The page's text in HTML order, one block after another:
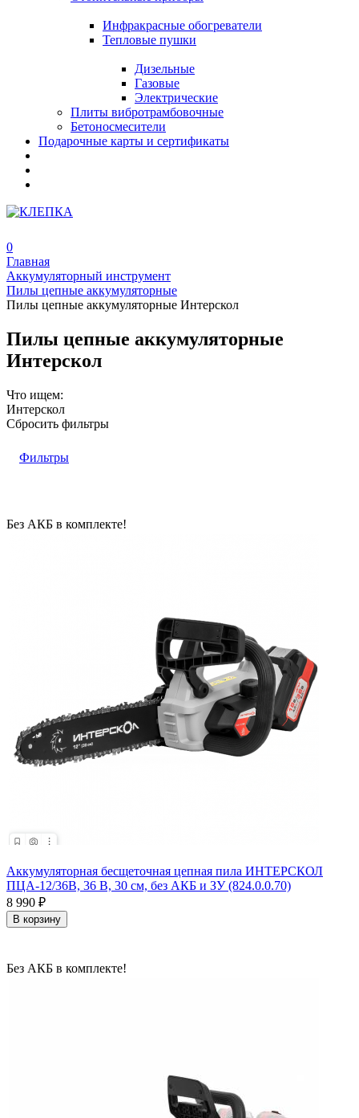
Инфракрасные обогреватели
Тепловые пушки
Дизельные
Газовые
Электрические
Плиты вибротрамбовочные
Бетоносмесители
Подарочные карты и сертификаты
0
Главная
Аккумуляторный инструмент
Пилы цепные аккумуляторные
Пилы цепные аккумуляторные Интерскол
Пилы цепные аккумуляторные
Интерскол
Что ищем:
Интерскол
Сбросить фильтры
Фильтры
Без АКБ в комплекте!
Аккумуляторная бесщеточная цепная пила ИНТЕРСКОЛ
ПЦА-12/36В, 36 В, 30 см, без АКБ и ЗУ (824.0.0.70)
8 990 ₽
В корзину
Без АКБ в комплекте!